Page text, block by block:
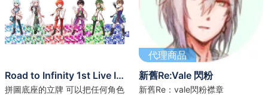
Road to Infinity 1st Live IDOLiSH 7 拼圖立牌掛件
拼圖底座的立牌 可以把任何角色
代理商品
新舊Re:Vale 閃粉
新舊Re：vale閃粉襟章